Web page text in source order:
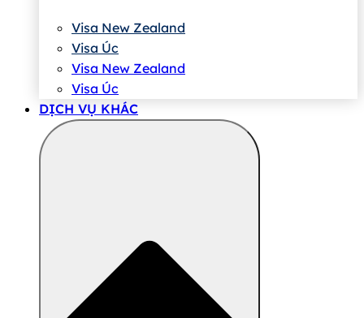
Visa New Zealand
Visa Úc
Visa New Zealand
Visa Úc
DỊCH VỤ KHÁC